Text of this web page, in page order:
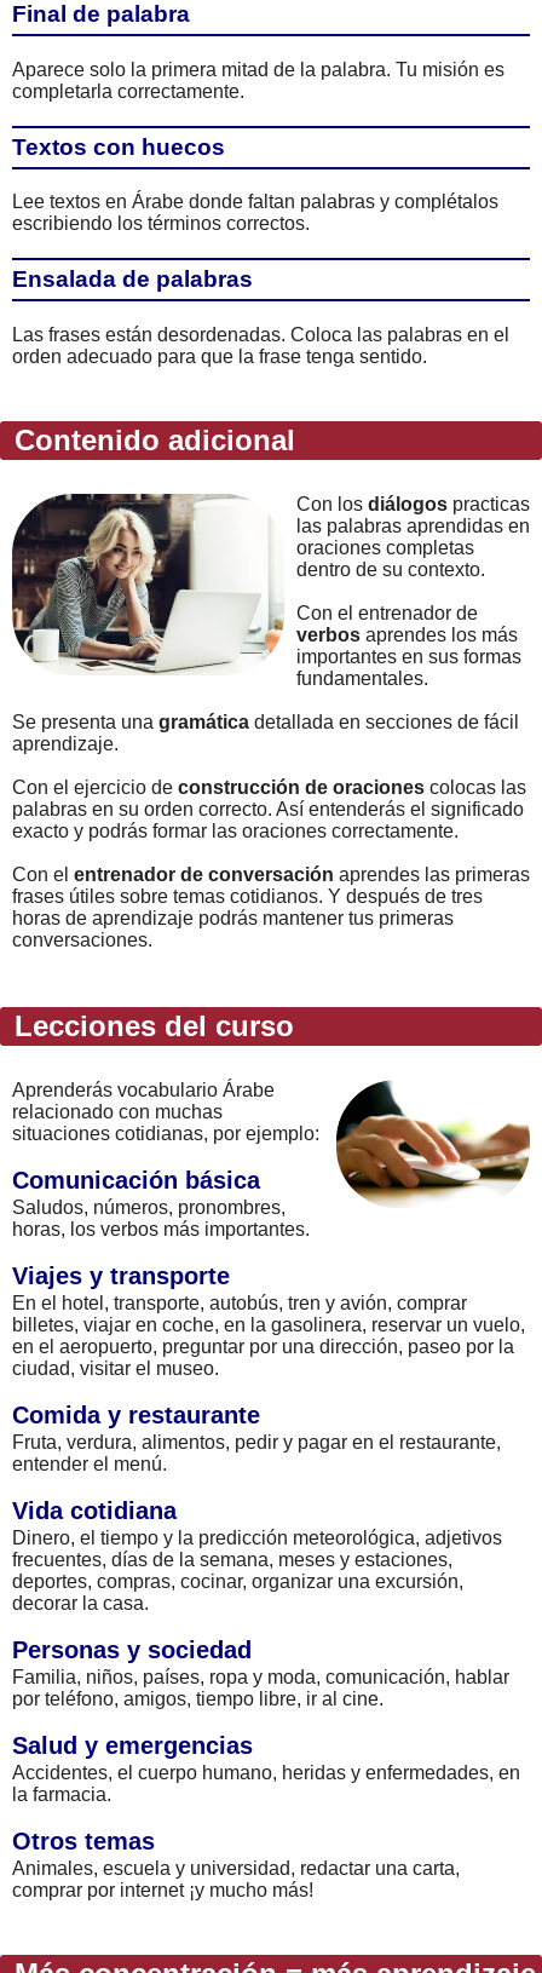
Final de palabra
Aparece solo la primera mitad de la palabra. Tu misión es
completarla correctamente.
Textos con huecos
Lee textos en Árabe donde faltan palabras y complétalos
escribiendo los términos correctos.
Ensalada de palabras
Las frases están desordenadas. Coloca las palabras en el
orden adecuado para que la frase tenga sentido.
Contenido adicional
Con los diálogos practicas
las palabras aprendidas en
oraciones completas
dentro de su contexto.
Con el entrenador de
verbos aprendes los más
importantes en sus formas
fundamentales.
Se presenta una gramática detallada en secciones de fácil
aprendizaje.
Con el ejercicio de construcción de oraciones colocas las
palabras en su orden correcto. Así entenderás el significado
exacto y podrás formar las oraciones correctamente.
Con el entrenador de conversación aprendes las primeras
frases útiles sobre temas cotidianos. Y después de tres
horas de aprendizaje podrás mantener tus primeras
conversaciones.
Lecciones del curso
Aprenderás vocabulario Árabe
relacionado con muchas
situaciones cotidianas, por ejemplo:
Comunicación básica
Saludos, números, pronombres,
horas, los verbos más importantes.
Viajes y transporte
En el hotel, transporte, autobús, tren y avión, comprar
billetes, viajar en coche, en la gasolinera, reservar un vuelo,
en el aeropuerto, preguntar por una dirección, paseo por la
ciudad, visitar el museo.
Comida y restaurante
Fruta, verdura, alimentos, pedir y pagar en el restaurante,
entender el menú.
Vida cotidiana
Dinero, el tiempo y la predicción meteorológica, adjetivos
frecuentes, días de la semana, meses y estaciones,
deportes, compras, cocinar, organizar una excursión,
decorar la casa.
Personas y sociedad
Familia, niños, países, ropa y moda, comunicación, hablar
por teléfono, amigos, tiempo libre, ir al cine.
Salud y emergencias
Accidentes, el cuerpo humano, heridas y enfermedades, en
la farmacia.
Otros temas
Animales, escuela y universidad, redactar una carta,
comprar por internet ¡y mucho más!